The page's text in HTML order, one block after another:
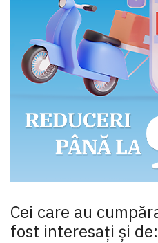
Cei care au
fost interesaţi şi de: